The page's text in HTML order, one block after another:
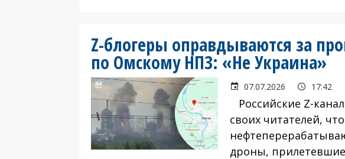
Z-блогеры оправдываются за
по Омскому НПЗ: «Не Украина»
07.07.2026 17:42
Российские Z-
своих читателей,
дроны,